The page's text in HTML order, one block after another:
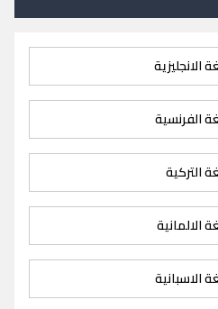
الانجليزية
الفرنسية
التركية
الالمانية
الاسبانية